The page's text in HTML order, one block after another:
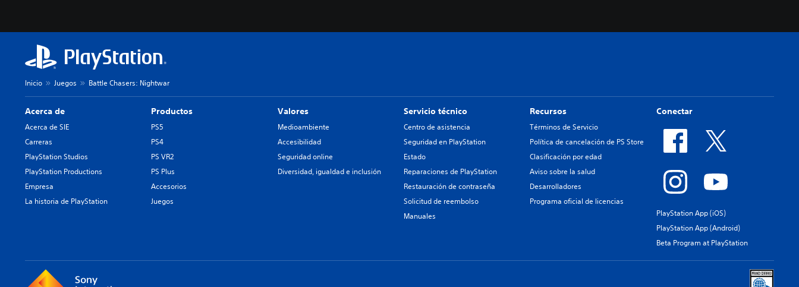
Inicio Juegos Battle Chasers: Nightwar
Acerca de
Acerca de SIE
Carreras
PlayStation Studios
PlayStation Productions
Empresa
La historia de PlayStation
Productos
PS5
PS4
PS VR2
PS Plus
Accesorios
Juegos
Valores
Medioambiente
Accesibilidad
Seguridad online
Diversidad, igualdad e inclusión
Servicio técnico
Centro de asistencia
Seguridad en PlayStation
Estado
Reparaciones de PlayStation
Restauración de contraseña
Solicitud de reembolso
Manuales
Recursos
Términos de Servicio
Política de cancelación de PS Store
Clasificación por edad
Aviso sobre la salud
Desarrolladores
Programa oficial de licencias
Conectar
PlayStation App (iOS)
PlayStation App (Android)
Beta Program at PlayStation